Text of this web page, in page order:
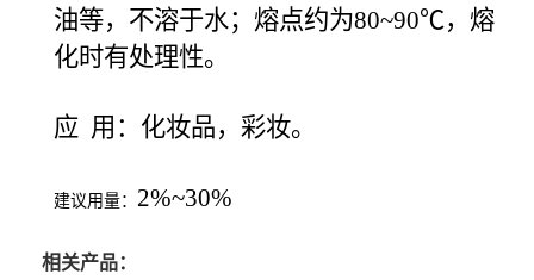
油等，不溶于水； 熔点约为80~90℃，熔
化时有处理性。
应 用：化妆品，彩妆。
建议用量： 2%~30%
相关产品：